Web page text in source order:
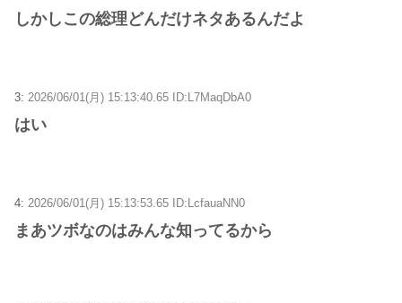
しかしこの総理どんだけネタあるんだよ
3: 2026/06/01(月) 15:13:40.65 ID:L7MaqDbA0
はい
4: 2026/06/01(月) 15:13:53.65 ID:LcfauaNN0
まあツボなのはみんな知ってるから